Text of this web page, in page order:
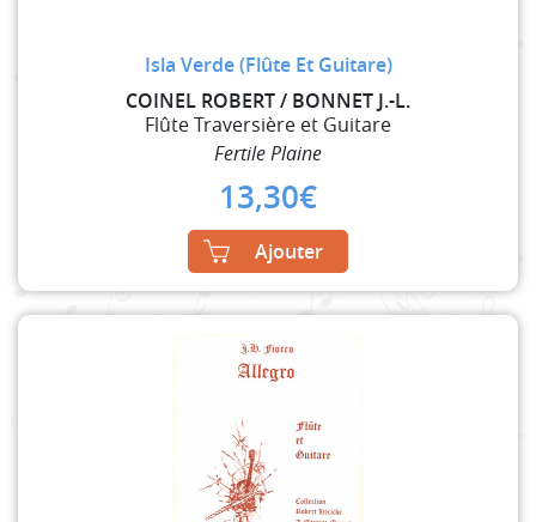
Isla Verde (Flûte Et Guitare)
COINEL ROBERT / BONNET J.-L.
Flûte Traversière et Guitare
Fertile Plaine
13,30€
Ajouter